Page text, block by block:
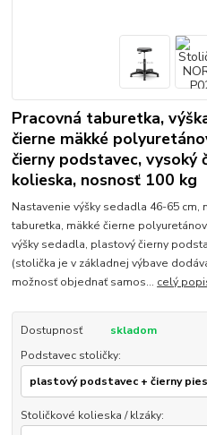
Pracovná taburetka,
čierne mäkké
čierny podstavec, vysoký
kolieska, nosnosť 100 kg
Nastavenie výšky sedadla 46-65
taburetka, mäkké čierne
výšky sedadla, plastový čierny
(stolička je v základnej výbave
možnosť objednať samos... celý
Dostupnosť
skladom
Podstavec stoličky:
Stoličkové kolieska / klzáky: